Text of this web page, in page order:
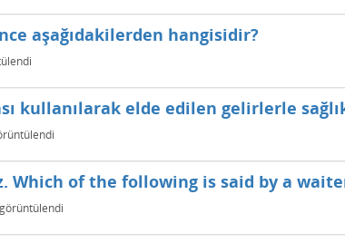
aşağıdakilerden hangisidir?
kullanılarak elde edilen gelirlerle
Which of the following is said by a